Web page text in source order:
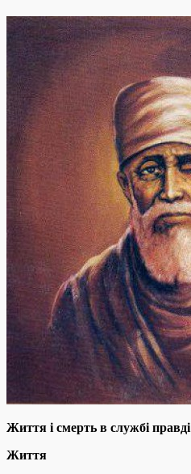
Життя і смерть в службі правді
Життя